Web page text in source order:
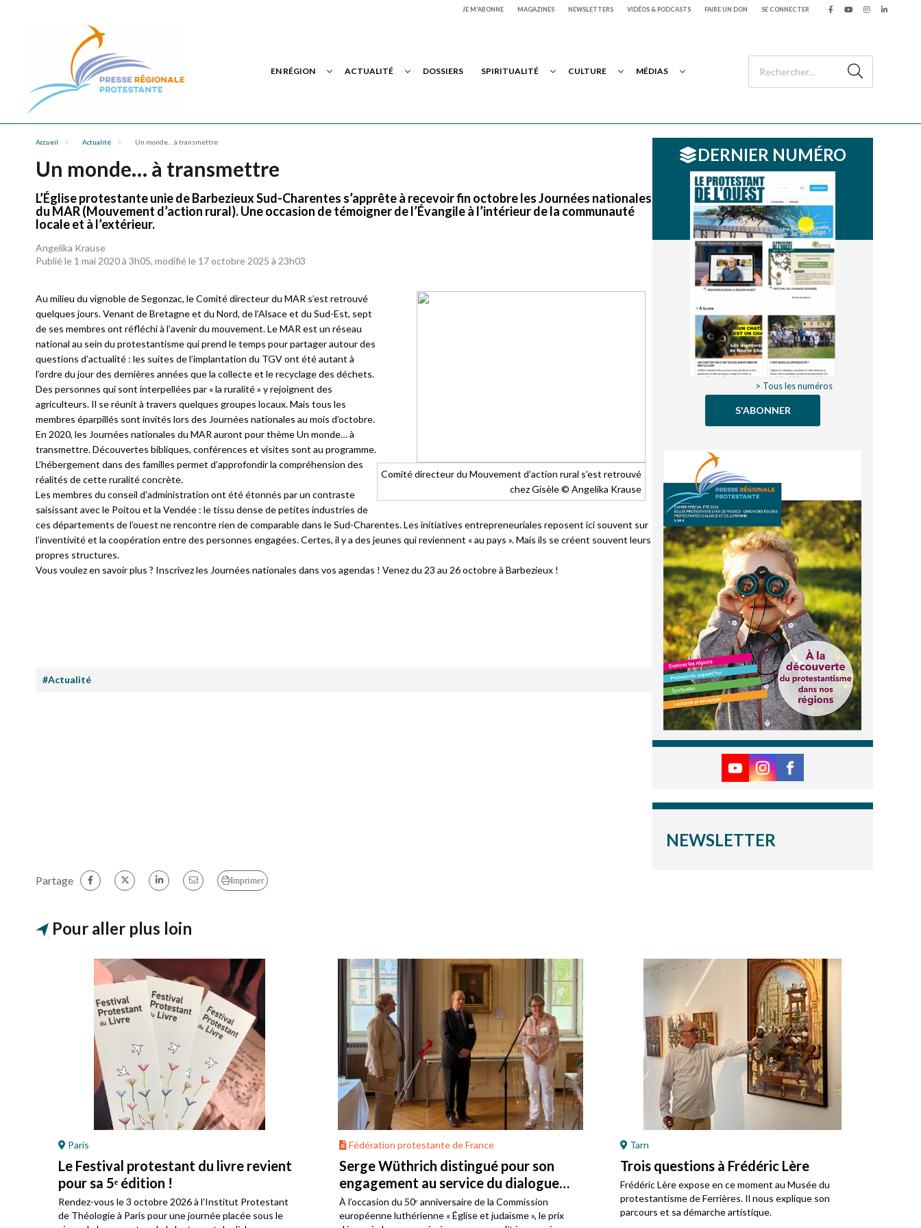
JE M'ABONNE MAGAZINES NEWSLETTERS VIDÉOS & PODCASTS FAIRE UN DON SE CONNECTER
EN RÉGION ACTUALITÉ DOSSIERS SPIRITUALITÉ CULTURE MÉDIAS
Accueil Actualité Un monde… à transmettre
Un monde… à transmettre
L’Église protestante unie de Barbezieux Sud-Charentes s’apprête à recevoir fin octobre les Journées nationales
du MAR (Mouvement d’action rural). Une occasion de témoigner de l’Évangile à l’intérieur de la communauté
locale et à l’extérieur.
Angelika Krause
Publié le 1 mai 2020 à 3h05, modifié le 17 octobre 2025 à 23h03
Comité directeur du Mouvement d’action rural s’est retrouvé
chez Gisèle © Angelika Krause
Au milieu du vignoble de Segonzac, le Comité directeur du MAR s’est retrouvé
quelques jours. Venant de Bretagne et du Nord, de l’Alsace et du Sud-Est, sept
de ses membres ont réfléchi à l’avenir du mouvement. Le MAR est un réseau
national au sein du protestantisme qui prend le temps pour partager autour des
questions d’actualité : les suites de l’implantation du TGV ont été autant à
l’ordre du jour des dernières années que la collecte et le recyclage des déchets.
Des personnes qui sont interpellées par « la ruralité » y rejoignent des
agriculteurs. Il se réunit à travers quelques groupes locaux. Mais tous les
membres éparpillés sont invités lors des Journées nationales au mois d’octobre.
En 2020, les Journées nationales du MAR auront pour thèmeUn monde… à
transmettre. Découvertes bibliques, conférences et visites sont au programme.
L’hébergement dans des familles permet d’approfondir la compréhension des
réalités de cette ruralité concrète.
Les membres du conseil d’administration ont été étonnés par un contraste
saisissant avec le Poitou et la Vendée : le tissu dense de petites industries de
ces départements de l’ouest ne rencontre rien de comparable dans le Sud-Charentes. Les initiatives entrepreneuriales reposent ici souvent sur
l’inventivité et la coopération entre des personnes engagées. Certes, il y a des jeunes qui reviennent « au pays ». Mais ils se créent souvent leurs
propres structures.
Vous voulez en savoir plus ? Inscrivez les Journées nationales dans vos agendas ! Venez du 23 au 26 octobre à Barbezieux !
#Actualité
DERNIER NUMÉRO
> Tous les numéros
S'ABONNER
NEWSLETTER
Partage Imprimer
Pour aller plus loin
Paris
Le Festival protestant du livre revient
pour sa 5ᵉ édition !
Rendez-vous le 3 octobre 2026 à l’Institut Protestant
de Théologie à Paris pour une journée placée sous le
Fédération protestante de France
Serge Wüthrich distingué pour son
engagement au service du dialogue
judéo-chrétien
À l’occasion du 50ᵉ anniversaire de la Commission
européenne luthérienne « Église et judaïsme », le prix
Tarn
Trois questions à Frédéric Lère
Frédéric Lère expose en ce moment au Musée du
protestantisme de Ferrières. Il nous explique son
parcours et sa démarche artistique.